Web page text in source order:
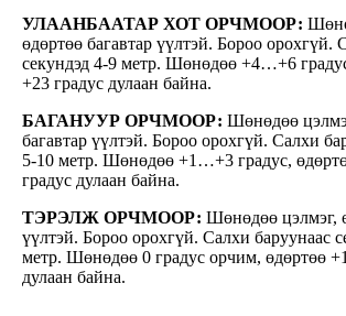
УЛААНБААТАР ХОТ ОРЧМООР:
өдөртөө багавтар үүлтэй. Бороо орохгүй.
секундэд 4-9 метр. Шөнөдөө +4…+6
+23 градус дулаан байна.
БАГАНУУР ОРЧМООР: Шөнөдөө
багавтар үүлтэй. Бороо орохгүй. Салхи
5-10 метр. Шөнөдөө +1…+3 градус,
градус дулаан байна.
ТЭРЭЛЖ ОРЧМООР: Шөнөдөө цэлмэг,
үүлтэй. Бороо орохгүй. Салхи баруунаас
метр. Шөнөдөө 0 градус орчим, өдөртөө
дулаан байна.